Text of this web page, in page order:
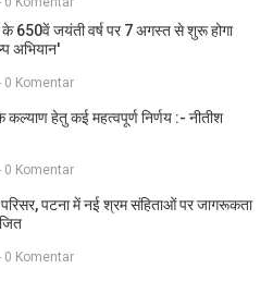
के 650वें जयंती वर्ष पर 7 अगस्त से शुरू होगा
अभियान'
0 Komentar
कल्याण हेतु कई महत्वपूर्ण निर्णय :- नीतीश
0 Komentar
पटना में नई श्रम संहिताओं पर जागरूकता
0 Komentar